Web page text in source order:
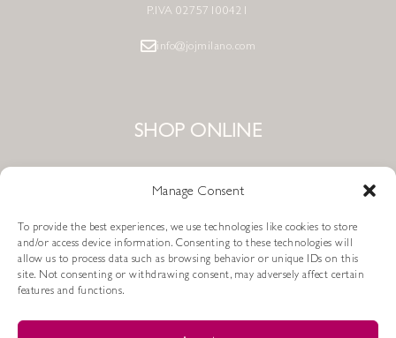
Manage Consent
To provide the best experiences, we use technologies like cookies to store
and/or access device information. Consenting to these technologies will
allow us to process data such as browsing behavior or unique IDs on this
site. Not consenting or withdrawing consent, may adversely affect certain
features and functions.
P.IVA 02757100421
info@jojmilano.com
SHOP ONLINE
ASSISTENZA